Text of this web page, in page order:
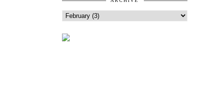
ARCHIVE